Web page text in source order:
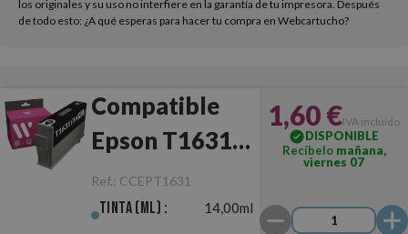
los originales y su uso no interfiere en la garantía de tu impresora. Después
de todo esto: ¿A qué esperas para hacer tu compra en Webcartucho?
Compatible
Epson T1631
(16XL) Negro
Ref.: CCEPT1631
Tinta (ml) : 14,00ml
1,60 €IVA incluido
DISPONIBLE
Recíbelo mañana,
viernes 07